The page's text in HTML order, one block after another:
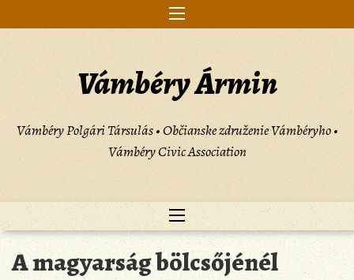
to
Vámbéry Ármin
Vámbéry Polgári Társulás • Občianske združenie Vámbéryho •
Vámbéry Civic Association
A magyarság bölcsőjénél